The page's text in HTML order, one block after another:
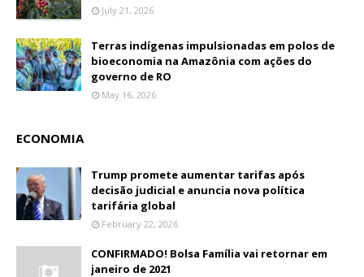
July 21, 2026
Terras indígenas impulsionadas em polos de
bioeconomia na Amazônia com ações do
governo de RO
May 16, 2026
ECONOMIA
Trump promete aumentar tarifas após
decisão judicial e anuncia nova política
tarifária global
February 22, 2026
CONFIRMADO! Bolsa Família vai retornar em
janeiro de 2021